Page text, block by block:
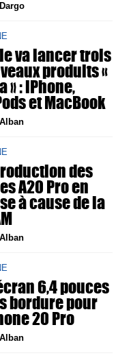
Dargo
va lancer trois
produits «
» : iPhone,
et MacBook
Alban
des
A20 Pro en
à cause de la
Alban
6,4 pouces
bordure pour
20 Pro
Alban